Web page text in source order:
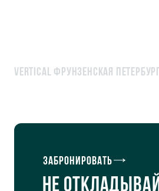
Vertical Фрунзенская Петербург
Забронировать
Не